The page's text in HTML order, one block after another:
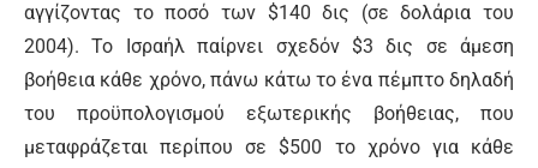
αγγίζοντας το ποσό των $140 δις (σε δολάρια του
2004). Το Ισραήλ παίρνει σχεδόν $3 δις σε άμεση
βοήθεια κάθε χρόνο, πάνω κάτω το ένα πέμπτο δηλαδή
του προϋπολογισμού εξωτερικής βοήθειας, που
μεταφράζεται περίπου σε $500 το χρόνο για κάθε